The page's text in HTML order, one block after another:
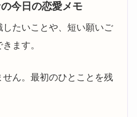
今日の恋愛メモ
たいことや、短い願いご
ます。
せん。最初のひとことを残